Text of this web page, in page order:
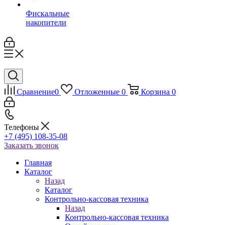
Фискальные
накопители
Сравнение0 Отложенные 0 Корзина 0
Телефоны
+7 (495) 108-35-08
Заказать звонок
Главная
Каталог
Назад
Каталог
Контрольно-кассовая техника
Назад
Контрольно-кассовая техника